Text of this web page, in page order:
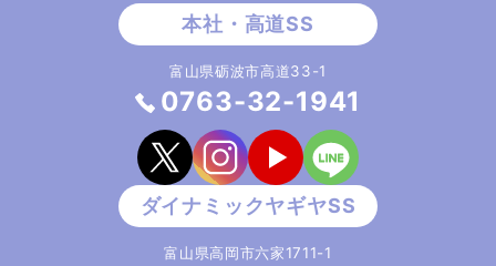
富山県砺波市高道33-1
0763-32-1941
富山県高岡市六家1711-1